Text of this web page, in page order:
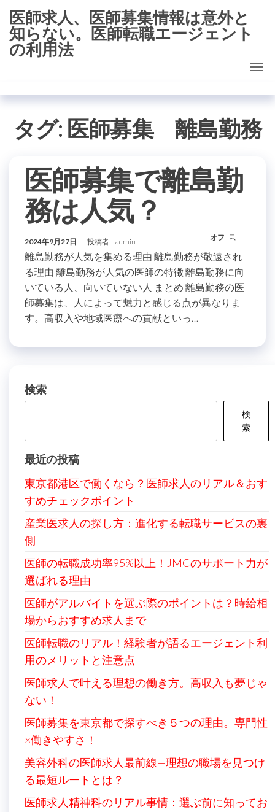
コ
ン
テ
に
医師求人、医師募集情報は意外と
知らない。医師転職エージェント
の利用法
タグ: 医師募集 離島勤務
医師募集で離島勤
務は人気？
2024年9月27日 投稿者: admin オフ
離島勤務が人気を集める理由 離島勤務が敬遠され
る理由 離島勤務が人気の医師の特徴 離島勤務に向
いている人、向いていない人 まとめ 離島勤務の医
師募集は、人によって魅力と感じる点が異なりま
す。高収入や地域医療への貢献といっ…
検索
検
索
最近の投稿
東京都港区で働くなら？医師求人のリアル＆おす
すめチェックポイント
産業医求人の探し方：進化する転職サービスの裏
側
医師の転職成功率95%以上！JMCのサポート力が
選ばれる理由
医師がアルバイトを選ぶ際のポイントは？時給相
場からおすすめ求人まで
医師転職のリアル！経験者が語るエージェント利
用のメリットと注意点
医師求人で叶える理想の働き方。高収入も夢じゃ
ない！
医師募集を東京都で探すべき５つの理由。専門性
×働きやすさ！
美容外科の医師求人最前線—理想の職場を見つけ
る最短ルートとは？
医師求人精神科のリアル事情：選ぶ前に知ってお